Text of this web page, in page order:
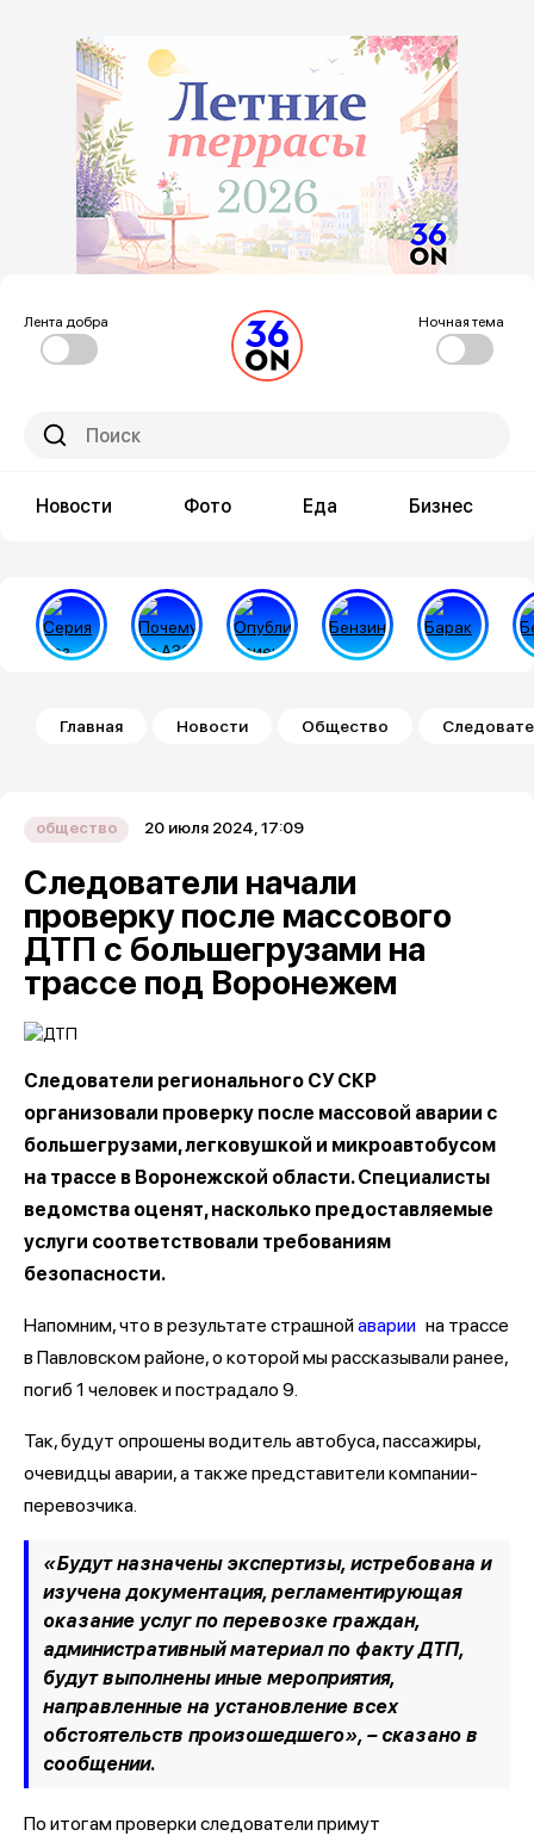
Лента добра Ночная тема
Новости Фото Еда Бизнес
Строка навигации
Главная Новости Общество
общество 20 июля 2024, 17:09
Следователи начали
проверку после массового
ДТП с большегрузами на
трассе под Воронежем
Следователи регионального СУ СКР
организовали проверку после массовой аварии с
большегрузами, легковушкой и микроавтобусом
на трассе в Воронежской области. Специалисты
ведомства оценят, насколько предоставляемые
услуги соответствовали требованиям
безопасности.
Напомним, что в результате страшнойаварии на трассе
в Павловском районе, о которой мы рассказывали ранее,
погиб 1 человек и пострадало 9.
Так, будут опрошены водитель автобуса, пассажиры,
очевидцы аварии, а также представители компании-
перевозчика.
«Будут назначены экспертизы, истребована и
изучена документация, регламентирующая
оказание услуг по перевозке граждан,
административный материал по факту ДТП,
будут выполнены иные мероприятия,
направленные на установление всех
обстоятельств произошедшего», – сказано в
сообщении.
По итогам проверки следователи примут